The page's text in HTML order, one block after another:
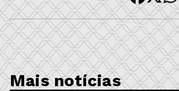
Mais notícias